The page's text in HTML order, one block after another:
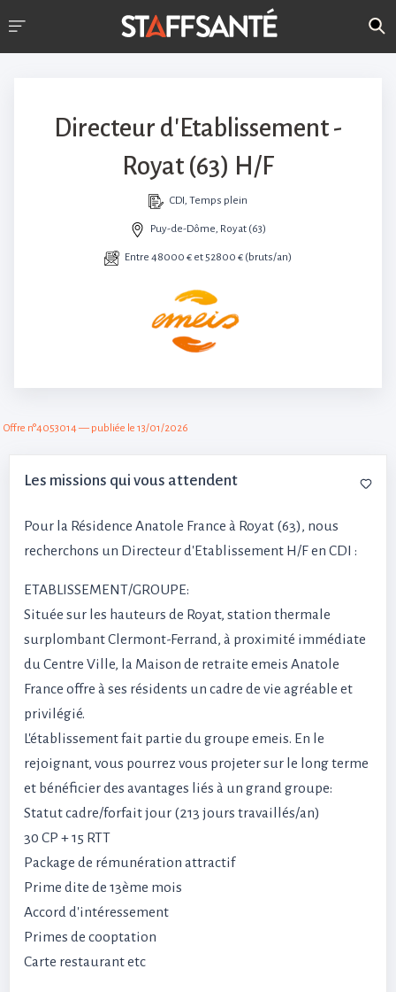
Directeur d'Etablissement -
Royat (63) H/F
CDI, Temps plein
Puy-de-Dôme, Royat (63)
Entre 48000 € et 52800 € (bruts/an)
Offre n°4053014 — publiée le 13/01/2026
Les missions qui vous attendent
Pour la Résidence Anatole France à Royat (63), nous
recherchons un Directeur d'Etablissement H/F en CDI :
ETABLISSEMENT/GROUPE:
Située sur les hauteurs de Royat, station thermale
surplombant Clermont-Ferrand, à proximité immédiate
du Centre Ville, la Maison de retraite emeis Anatole
France offre à ses résidents un cadre de vie agréable et
privilégié.
L'établissement fait partie du groupe emeis. En le
rejoignant, vous pourrez vous projeter sur le long terme
et bénéficier des avantages liés à un grand groupe:
Statut cadre/forfait jour (213 jours travaillés/an)
30 CP + 15 RTT
Package de rémunération attractif
Prime dite de 13ème mois
Accord d'intéressement
Primes de cooptation
Carte restaurant etc